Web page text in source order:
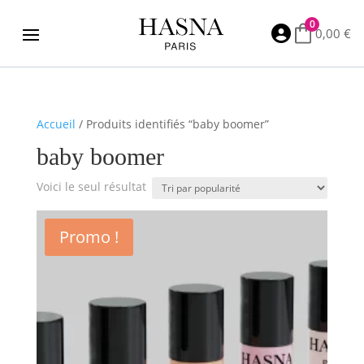
 0
0,00 €
Accueil / Produits identifiés “baby boomer”
baby boomer
Voici le seul résultat
Promo !